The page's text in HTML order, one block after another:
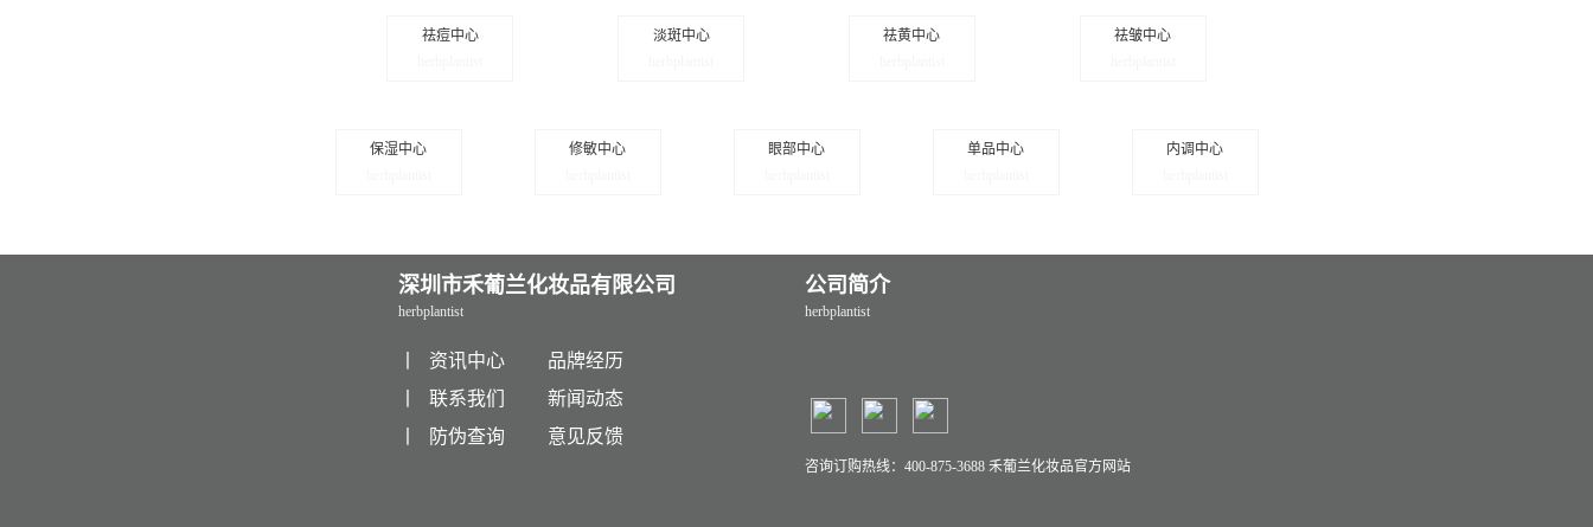
祛痘中心
淡斑中心
祛黄中心
祛皱中心
保湿中心
修敏中心
眼部中心
单品中心
内调中心
深圳市禾葡兰化妆品有限公司
herbplantist
资讯中心
品牌经历
联系我们
新闻动态
防伪查询 意见反馈
公司简介
herbplantist
咨询订购热线：400-875-3688 禾葡兰化妆品官方网站